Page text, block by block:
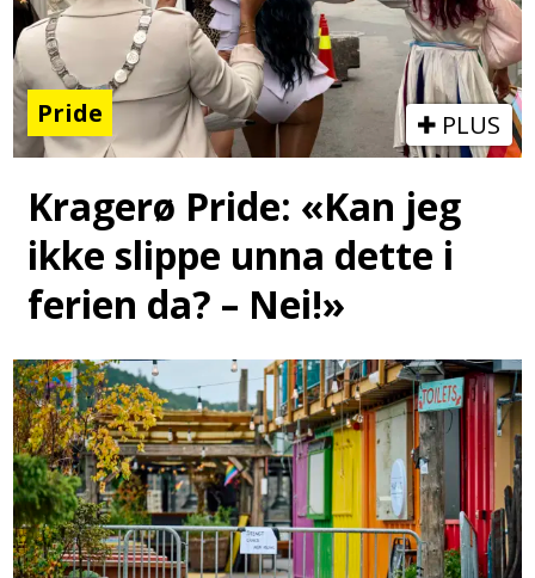
Pride PLUS
Kragerø Pride: «Kan jeg
ikke slippe unna dette i
ferien da? – Nei!»